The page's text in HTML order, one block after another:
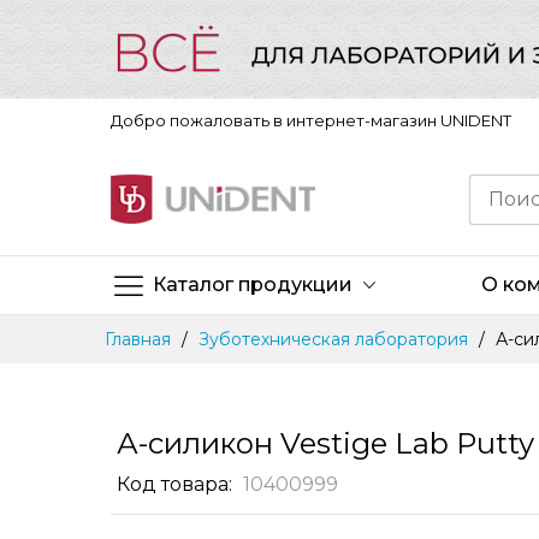
Добро пожаловать в интернет-магазин UNIDENT
Каталог продукции О
Главная Зуботехническая лаборатория А-
А-силикон Vestige Lab Putty
Код товара 10400999